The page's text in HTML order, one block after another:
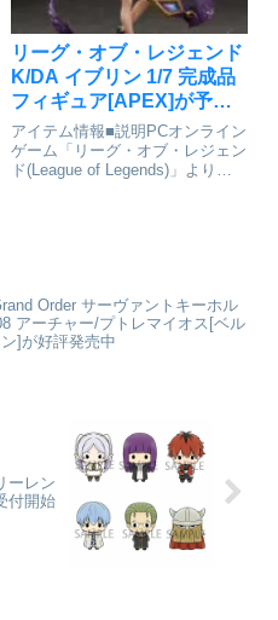
リーグ・オブ・レジェンド
K/DA イブリン 1/7 完成品
フィギュア[APEX]が予約
受付開始
アイテム情報■説明PCオンライン
ゲーム「リーグ・オブ・レジェン
ド(League of Legends)」より、
Order サーヴァントキーホル
アーチャー/プトレマイオス[ベル
]が好評発売中
ーレン
付開始